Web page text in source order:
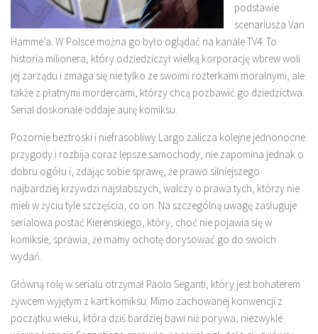
podstawie
scenariusza Van
Hamme’a. W Polsce można go było oglądać na kanale TV4. To
historia milionera, który odziedziczył wielką korporację wbrew woli
jej zarządu i zmaga się nie tylko ze swoimi rozterkami moralnymi, ale
także z płatnymi mordercami, którzy chcą pozbawić go dziedzictwa.
Serial doskonale oddaje aurę komiksu.
Pozornie beztroski i niefrasobliwy Largo zalicza kolejne jednonocne
przygody i rozbija coraz lepsze samochody, nie zapomina jednak o
dobru ogółu i, zdając sobie sprawę, że prawo silniejszego
najbardziej krzywdzi najsłabszych, walczy o prawa tych, którzy nie
mieli w życiu tyle szczęścia, co on. Na szczególną uwagę zasługuje
serialowa postać Kierenskiego, który, choć nie pojawia się w
komiksie, sprawia, że mamy ochotę dorysować go do swoich
wydań.
Główną rolę w serialu otrzymał Paolo Seganti, który jest bohaterem
żywcem wyjętym z kart komiksu. Mimo zachowanej konwencji z
początku wieku, która dziś bardziej bawi niż porywa, niezwykle